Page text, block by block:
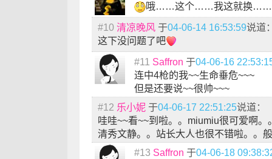
哦……这个……我这就换……
#10 清凉晚风 于04-06-14 16:53:59说道
这下没问题了吧
#11 Saffron 于04-06-16
连中4枪的我~~生命垂危~~~
但是还要说~~很帅~~~
#12 乐小妮 于04-06-17 22:51:25说道：
哇哇~~看~~到啦。。miumiu很可爱啊
清秀文静。。站长大人也很不错啦。。
#13 Saffron 于04-06-18